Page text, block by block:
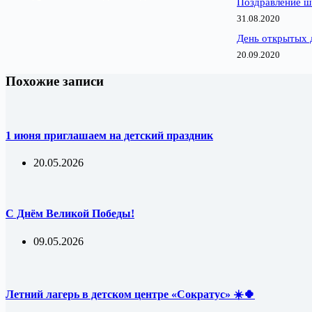
31.08.2020
День открытых
20.09.2020
Похожие записи
1 июня приглашаем на детский праздник
20.05.2026
С Днём Великой Победы!
09.05.2026
Летний лагерь в детском центре «Сократус» ☀️🍀